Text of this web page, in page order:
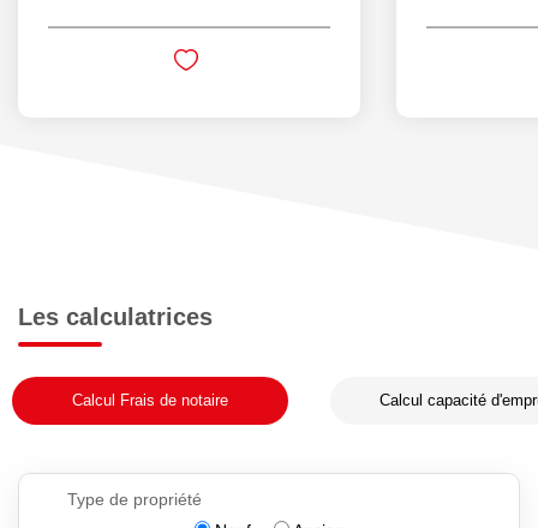
Les calculatrices
Calcul Frais de notaire Calcul capacité